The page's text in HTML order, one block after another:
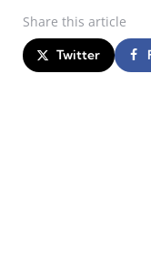
Share this article
Twitter